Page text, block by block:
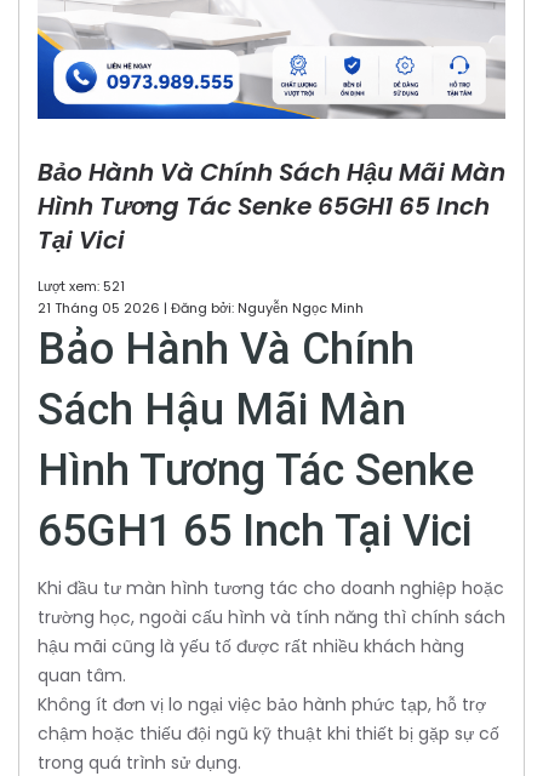
Bảo Hành Và Chính Sách Hậu Mãi Màn
Hình Tương Tác Senke 65GH1 65 Inch
Tại Vici
Lượt xem: 521
21 Tháng 05 2026 | Đăng bởi: Nguyễn Ngọc Minh
Bảo Hành Và Chính
Sách Hậu Mãi Màn
Hình Tương Tác Senke
65GH1 65 Inch Tại Vici
Khi đầu tư màn hình tương tác cho doanh nghiệp hoặc
trường học, ngoài cấu hình và tính năng thì chính sách
hậu mãi cũng là yếu tố được rất nhiều khách hàng
quan tâm.
Không ít đơn vị lo ngại việc bảo hành phức tạp, hỗ trợ
chậm hoặc thiếu đội ngũ kỹ thuật khi thiết bị gặp sự cố
trong quá trình sử dụng.